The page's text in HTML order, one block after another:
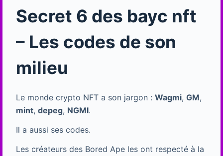
Secret 6 des bayc nft
– Les codes de son
milieu
Le monde crypto NFT a son jargon : Wagmi, GM,
mint, depeg, NGMI.
Il a aussi ses codes.
Les créateurs des Bored Ape les ont respecté à la